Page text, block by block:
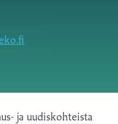
ja uudiskohteista